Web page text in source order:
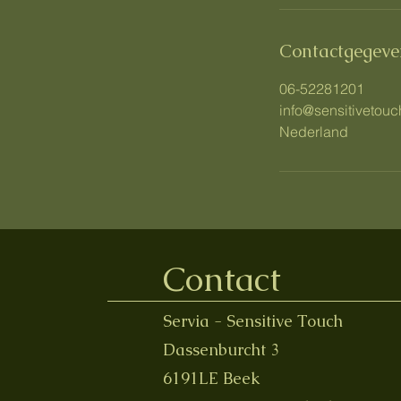
.
06-52281201
Nederland
Contact
Servia - Sensitive Touch
Dassenburcht 3
6191LE Beek